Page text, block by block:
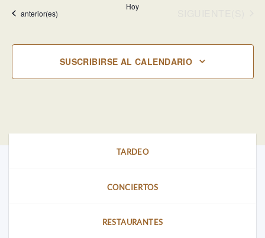
fecha.
Eventos
anterior(es)
Hoy
SUSCRIBIRSE AL CALENDARIO
TARDEO
CONCIERTOS
RESTAURANTES